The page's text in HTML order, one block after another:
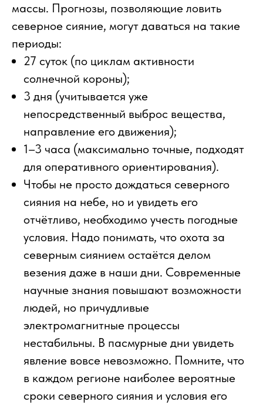
массы. Прогнозы, позволяющие ловить
северное сияние, могут даваться на такие
периоды:
27 суток (по циклам активности
солнечной короны);
3 дня (учитывается уже
непосредственный выброс вещества,
направление его движения);
1–3 часа (максимально точные, подходят
для оперативного ориентирования).
Чтобы не просто дождаться северного
сияния на небе, но и увидеть его
отчётливо, необходимо учесть погодные
условия. Надо понимать, что охота за
северным сиянием остаётся делом
везения даже в наши дни. Современные
научные знания повышают возможности
людей, но причудливые
электромагнитные процессы
нестабильны. В пасмурные дни увидеть
явление вовсе невозможно. Помните, что
в каждом регионе наиболее вероятные
сроки северного сияния и условия его